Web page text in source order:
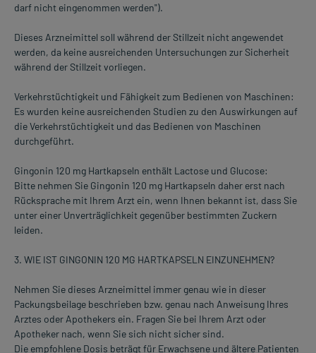
darf nicht eingenommen werden").
Dieses Arzneimittel soll während der Stillzeit nicht angewendet
werden, da keine ausreichenden Untersuchungen zur Sicherheit
während der Stillzeit vorliegen.
Verkehrstüchtigkeit und Fähigkeit zum Bedienen von Maschinen:
Es wurden keine ausreichenden Studien zu den Auswirkungen auf
die Verkehrstüchtigkeit und das Bedienen von Maschinen
durchgeführt.
Gingonin 120 mg Hartkapseln enthält Lactose und Glucose:
Bitte nehmen Sie Gingonin 120 mg Hartkapseln daher erst nach
Rücksprache mit Ihrem Arzt ein, wenn Ihnen bekannt ist, dass Sie
unter einer Unverträglichkeit gegenüber bestimmten Zuckern
leiden.
3. WIE IST GINGONIN 120 MG HARTKAPSELN EINZUNEHMEN?
Nehmen Sie dieses Arzneimittel immer genau wie in dieser
Packungsbeilage beschrieben bzw. genau nach Anweisung Ihres
Arztes oder Apothekers ein. Fragen Sie bei Ihrem Arzt oder
Apotheker nach, wenn Sie sich nicht sicher sind.
Die empfohlene Dosis beträgt für Erwachsene und ältere Patienten